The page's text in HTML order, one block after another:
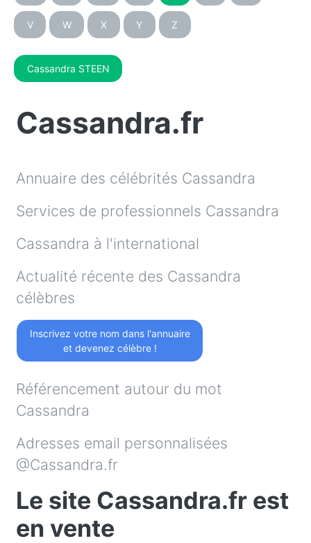
V W X Y Z
Cassandra STEEN
Cassandra.fr
Annuaire des célébrités Cassandra
Services de professionnels Cassandra
Cassandra à l'international
Actualité récente des Cassandra
célèbres
Inscrivez votre nom dans l'annuaire
et devenez célèbre !
Référencement autour du mot
Cassandra
Adresses email personnalisées
@Cassandra.fr
Le site Cassandra.fr est
en vente